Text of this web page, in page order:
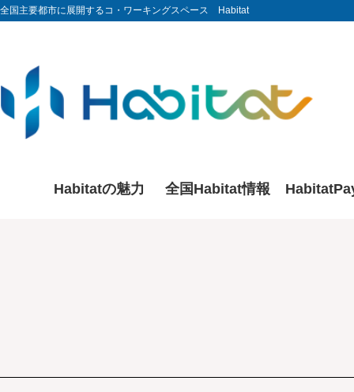
全国主要都市に展開するコ・ワーキングスペース Habitat
Habitatの魅力 全国Habitat情報